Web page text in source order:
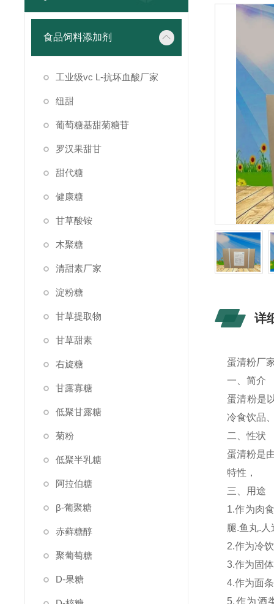
食品饲料添加剂
工业级vc L-抗坏血酸厂家
纽甜
葡萄糖基甜菊糖苷
罗汉果甜甘
甜代糖
健康糖
甘草酸铵
木聚糖
清甜素厂家
淀粉糖
甘草提取物
甘草甜素
右旋糖
甘露寡糖
低聚甘露糖
菊粉
低聚半乳糖
阿拉伯糖
β-葡聚糖
赤藓糖醇
聚葡萄糖
D-果糖
详
蛋清粉厂
一、简介
蛋清粉是
冷食饮品
二、性状
蛋清粉是
特性，
三、用途
1.作为肉
腿.鱼丸.
2.作为冷
3.作为固
4.作为面
5.作为酒